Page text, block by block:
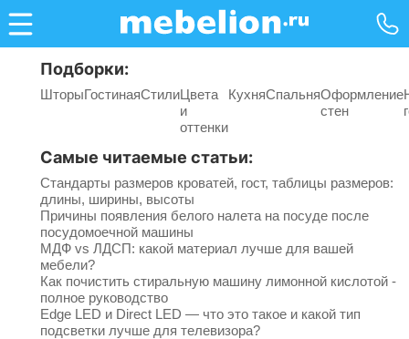
Подборки:
ШторыГостинаяСтилиЦвета
и
оттенки
КухняСпальняОформление
стен
Самые читаемые статьи:
Стандарты размеров кроватей, гост, таблицы размеров:
длины, ширины, высоты
Причины появления белого налета на посуде после
посудомоечной машины
МДФ vs ЛДСП: какой материал лучше для вашей
мебели?
Как почистить стиральную машину лимонной кислотой -
полное руководство
Edge LED и Direct LED — что это такое и какой тип
подсветки лучше для телевизора?